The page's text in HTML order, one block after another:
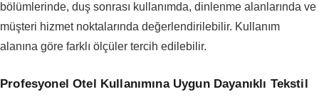
bölümlerinde, duş sonrası kullanımda, dinlenme alanlarında ve
müşteri hizmet noktalarında değerlendirilebilir. Kullanım
alanına göre farklı ölçüler tercih edilebilir.
Profesyonel Otel Kullanımına Uygun Dayanıklı Tekstil